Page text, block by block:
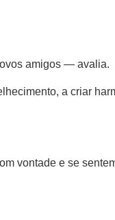
amigos — avalia.
a criar
vontade e se